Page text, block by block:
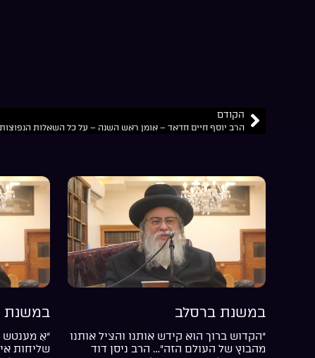
הקודם
במשנת ברסלב
“הקדוש ברוך הוא קידש אותנו והציל אותנו
מהבוץ של העולם הזה”… הרב ניסן דוד
במשנת
“אַ
שליחות